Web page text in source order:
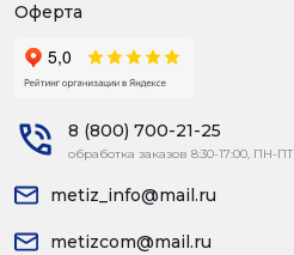
Оферта
8 (800) 700-21-25
обработка заказов 8:30-17:00, ПН-ПТ
metiz_info@mail.ru
metizcom@mail.ru